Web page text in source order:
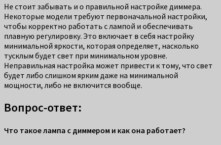
Не стоит забывать и о правильной настройке диммера.
Некоторые модели требуют первоначальной настройки,
чтобы корректно работать с лампой и обеспечивать
плавную регулировку. Это включает в себя настройку
минимальной яркости, которая определяет, насколько
тусклым будет свет при минимальном уровне.
Неправильная настройка может привести к тому, что свет
будет либо слишком ярким даже на минимальной
мощности, либо не включится вообще.
Вопрос-ответ:
Что такое лампа с диммером и как она работает?